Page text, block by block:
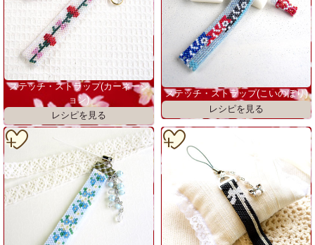
ステッチ・ストラップ(カーネーシ
ョン)
ステッチ・ストラップ(こいのぼり)